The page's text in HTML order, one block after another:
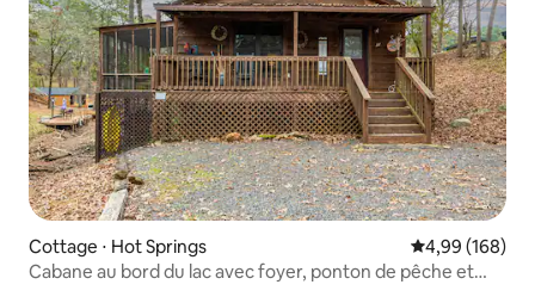
Cottage ⋅ Hot Springs Évaluation
4,99 (168)
Cabane au bord du lac avec foyer, ponton de pêche et